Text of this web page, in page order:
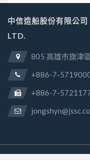
中信造船股份有限公
LTD.
805 高雄市旗津
+886-7-
+886-7-